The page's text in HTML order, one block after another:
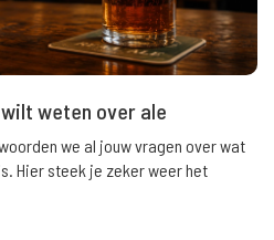
weten over ale
we al jouw vragen over wat
Hier steek je zeker weer het